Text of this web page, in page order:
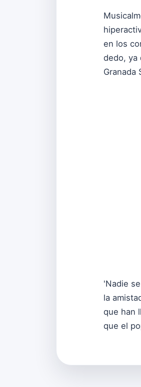
en los
dedo, ya
Granada
'Nadie
la
que han
que el